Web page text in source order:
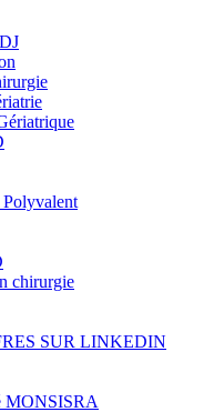
chirurgie
SUR LINKEDIN
MONSISRA